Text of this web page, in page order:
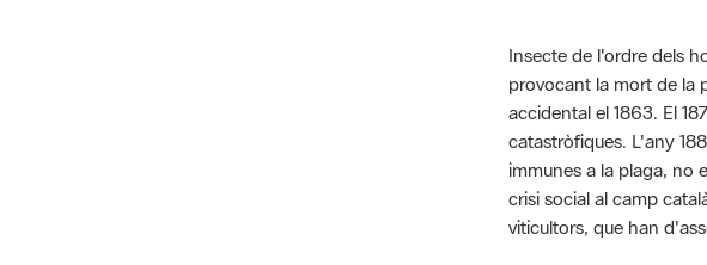
Insecte de l'ordre dels
provocant la mort de la
accidental el 1863. El
catastròfiques. L'any
immunes a la plaga, no
crisi social al camp
viticultors, que han